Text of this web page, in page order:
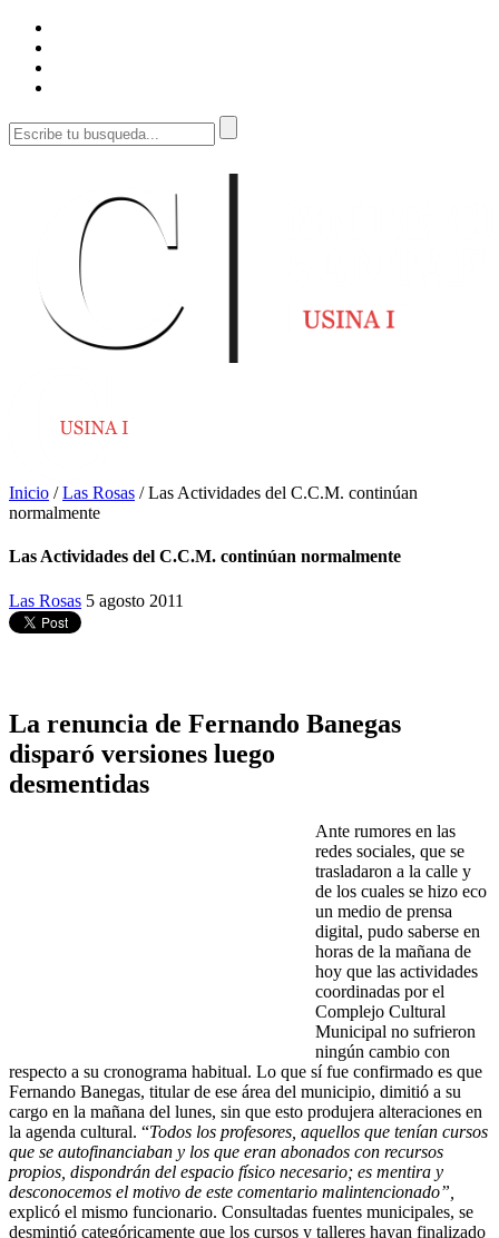
Inicio /Las Rosas /Las Actividades del C.C.M. continúan
normalmente
Las Actividades del C.C.M. continúan normalmente
Las Rosas 5 agosto 2011
La renuncia de Fernando Banegas
disparó versiones luego
desmentidas
Ante rumores en las
redes sociales, que se
trasladaron a la calle y
de los cuales se hizo eco
un medio de prensa
digital, pudo saberse en
horas de la mañana de
hoy que las actividades
coordinadas por el
Complejo Cultural
Municipal no sufrieron
ningún cambio con
respecto a su cronograma habitual. Lo que sí fue confirmado es que
Fernando Banegas, titular de ese área del municipio, dimitió a su
cargo en la mañana del lunes, sin que esto produjera alteraciones en
la agenda cultural. “Todos los profesores, aquellos que tenían cursos
que se autofinanciaban y los que eran abonados con recursos
propios, dispondrán del espacio físico necesario; es mentira y
desconocemos el motivo de este comentario malintencionado”,
explicó el mismo funcionario. Consultadas fuentes municipales, se
desmintió categóricamente que los cursos y talleres hayan finalizado